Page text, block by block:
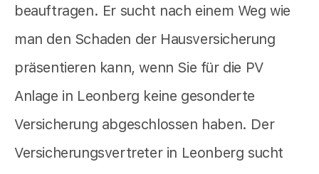
beauftragen. Er sucht nach einem Weg wie
man den Schaden der Hausversicherung
präsentieren kann, wenn Sie für die PV
Anlage in Leonberg keine gesonderte
Versicherung abgeschlossen haben. Der
Versicherungsvertreter in Leonberg sucht